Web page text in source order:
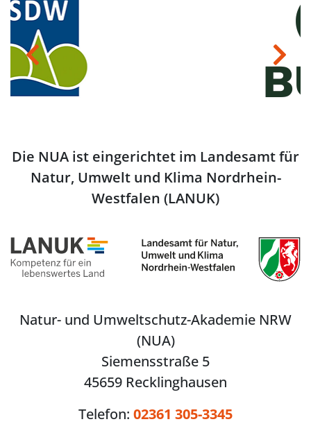
Die NUA ist eingerichtet im Landesamt für
Natur, Umwelt und Klima Nordrhein-
Westfalen (LANUK)
Natur- und Umweltschutz-Akademie NRW
(NUA)
Siemensstraße 5
45659 Recklinghausen
Telefon: 02361 305-3345
Previous Next